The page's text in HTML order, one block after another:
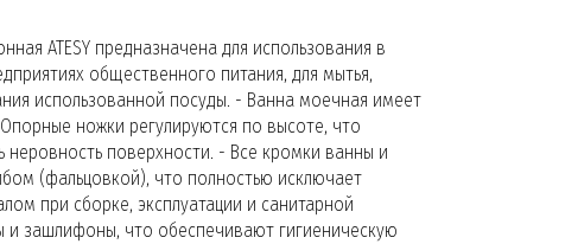
ATESY предназначена для использования в
общественного питания, для мытья,
использованной посуды. - Ванна моечная имеет
ножки регулируются по высоте, что
неровность поверхности. - Все кромки ванны и
(фальцовкой), что полностью исключает
при сборке, эксплуатации и санитарной
и зашлифоны, что обеспечивают гигиеническую